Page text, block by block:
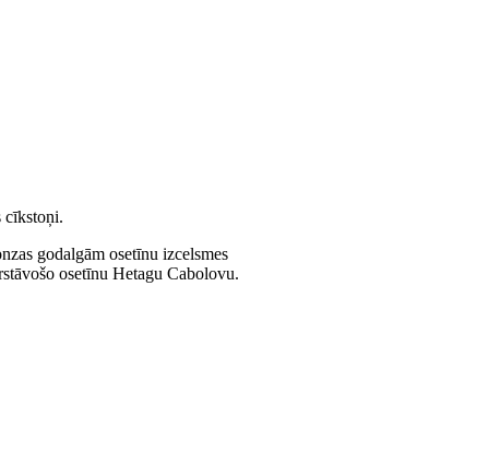
cīkstoņi.
godalgām osetīnu izcelsmes
osetīnu Hetagu Cabolovu.